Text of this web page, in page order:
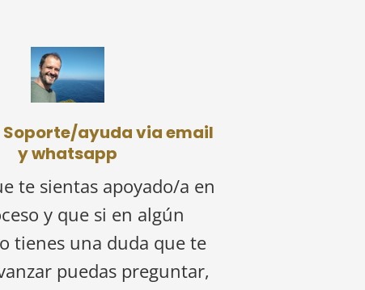
Soporte/ayuda via email
y whatsapp
te sientas apoyado/a en
y que si en algún
tienes una duda que te
puedas preguntar,